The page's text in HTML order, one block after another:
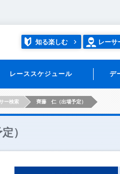
知る楽しむ レーサ
レーススケジュール デ
ー検索 齊藤 仁（出場予定）
）